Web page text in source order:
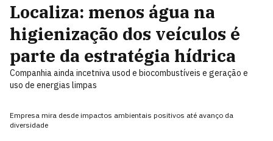
Localiza: menos água na
higienização dos veículos é
parte da estratégia hídrica
Companhia ainda incetniva usod e biocombustíveis e geração e
uso de energias limpas
Empresa mira desde impactos ambientais positivos até avanço da
diversidade